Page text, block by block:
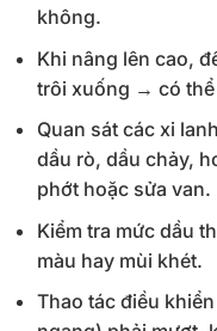
không.
Khi nâng lên cao,
trôi xuống → có thể
Quan sát các xi
dầu rò, dầu chảy,
phớt hoặc sửa van.
Kiểm tra mức dầu
màu hay mùi khét.
Thao tác điều